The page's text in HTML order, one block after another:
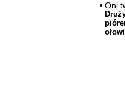
Oni